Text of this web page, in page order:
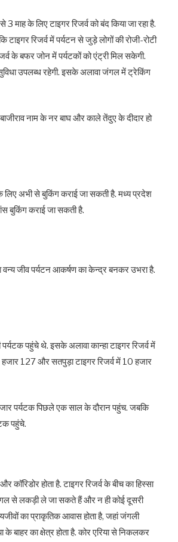
माह के लिए टाइगर रिजर्व को बंद किया जा रहा है.
टाइगर रिजर्व में पर्यटन से जुड़े लोगों की रोजी-रोटी
बफर जोन में पर्यटकों को एंट्री मिल सकेगी.
उपलब्ध रहेगी. इसके अलावा जंगल में ट्रेकिंग
नाम के नर बाघ और काले तेंदुए के दीदार हो
लिए अभी से बुकिंग कराई जा सकती है. मध्य प्रदेश
बुकिंग कराई जा सकती है.
वन्य जीव पर्यटन आकर्षण का केन्द्र बनकर उभरा है.
पहुंचे थे. इसके अलावा कान्हा टाइगर रिजर्व में
127 और सतपुड़ा टाइगर रिजर्व में 10 हजार
पर्यटक पिछले एक साल के दौरान पहुंच. जबकि
पहुंचे.
होता है. टाइगर रिजर्व के बीच का हिस्सा
जंगल से लकड़ी ले जा सकते हैं और न ही कोई दूसरी
का प्राकृतिक आवास होता है, जहां जंगली
बाहर का क्षेत्र होता है. कोर एरिया से निकलकर